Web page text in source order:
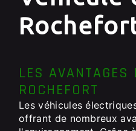
LES AVANTAGES
ROCHEFORT
Les véhicules
offrant de nombreux